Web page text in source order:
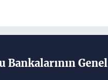
Bankalarının Genel